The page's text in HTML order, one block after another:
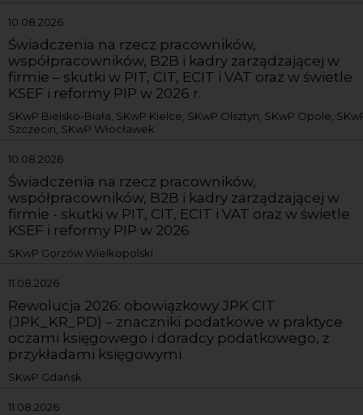
10.08.2026
Świadczenia na rzecz pracowników,
współpracowników, B2B i kadry zarządzającej w
firmie – skutki w PIT, CIT, ECIT i VAT oraz w świetle
KSEF i reformy PIP w 2026 r.
SKwP Bielsko-Biała, SKwP Kielce, SKwP Olsztyn, SKwP Opole,
Szczecin, SKwP Włocławek
10.08.2026
Świadczenia na rzecz pracowników,
współpracowników, B2B i kadry zarządzającej w
firmie - skutki w PIT, CIT, ECIT i VAT oraz w świetle
KSEF i reformy PIP w 2026
SKwP Gorzów Wielkopolski
11.08.2026
Rewolucja 2026: obowiązkowy JPK CIT
(JPK_KR_PD) – znaczniki podatkowe w praktyce
oczami księgowego i doradcy podatkowego, z
przykładami księgowymi
SKwP Gdańsk
11.08.2026